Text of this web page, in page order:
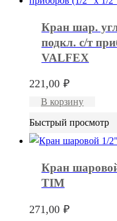
Кран шар.
подкл. с/т
VALFEX
221,00 ₽
В корзину
Быстрый просмотр
Кран
TIM
271,00 ₽